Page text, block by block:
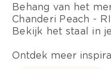
Behang van het
Chanderi Peach -
Bekijk het staal in
Ontdek meer